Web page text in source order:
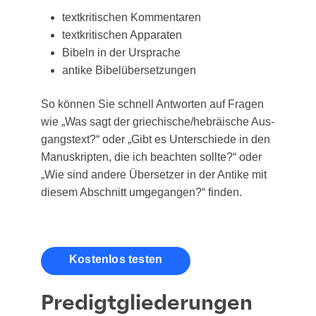
text­kri­ti­schen Kommentaren
text­kri­ti­schen Apparaten
Bibeln in der Ursprache
anti­ke Bibelübersetzungen
So kön­nen Sie schnell Ant­wor­ten auf Fra­gen
wie „Was sagt der griechische/​hebräische Aus­
gangs­text?“ oder „Gibt es Unter­schie­de in den
Manu­skrip­ten, die ich beach­ten soll­te?“ oder
„Wie sind ande­re Über­set­zer in der Anti­ke mit
die­sem Abschnitt umge­gan­gen?“ finden.
kos­ten­los testen
Predigtgliederungen